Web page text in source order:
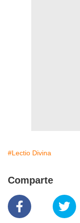
#Lectio Divina
Comparte